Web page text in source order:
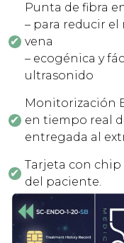
Punta de fibra
– para reducir
vena
– ecogénica y
ultrasonido
Monitorización
en tiempo real
entregada al
Tarjeta con
del paciente.